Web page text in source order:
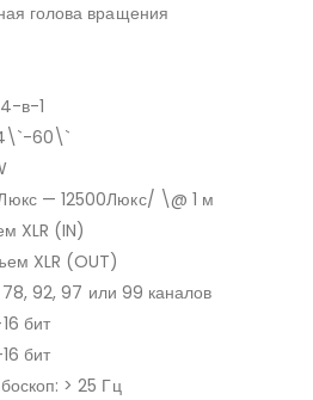
голова вращения
в-1
4\`-60\`
— 12500Люкс/ \@ 1 м
XLR (IN)
XLR (OUT)
92, 97 или 99 каналов
бит
бит
> 25 Гц